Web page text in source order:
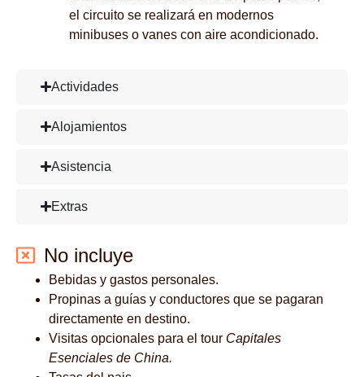
el circuito se realizará en modernos
minibuses o vanes con aire acondicionado.
Actividades
Alojamientos
Asistencia
Extras
No incluye
Bebidas y gastos personales.
Propinas a guías y conductores que se pagaran
directamente en destino.
Visitas opcionales para el tour Capitales
Esenciales de China.